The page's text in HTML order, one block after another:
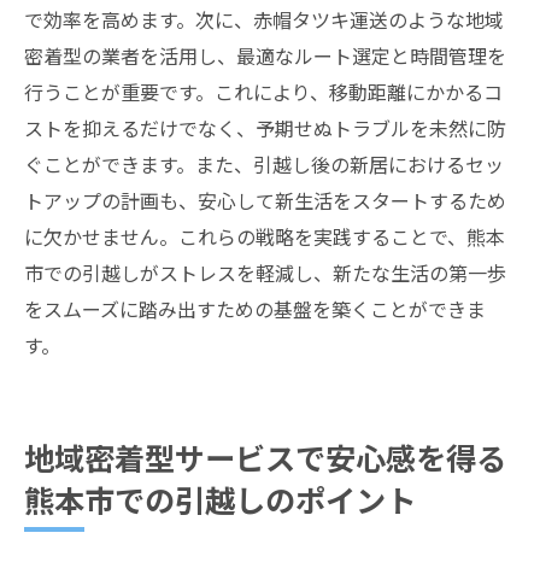
で効率を高めます。次に、赤帽タツキ運送のような地域
密着型の業者を活用し、最適なルート選定と時間管理を
行うことが重要です。これにより、移動距離にかかるコ
ストを抑えるだけでなく、予期せぬトラブルを未然に防
ぐことができます。また、引越し後の新居におけるセッ
トアップの計画も、安心して新生活をスタートするため
に欠かせません。これらの戦略を実践することで、熊本
市での引越しがストレスを軽減し、新たな生活の第一歩
をスムーズに踏み出すための基盤を築くことができま
す。
地域密着型サービスで安心感を得る
熊本市での引越しのポイント